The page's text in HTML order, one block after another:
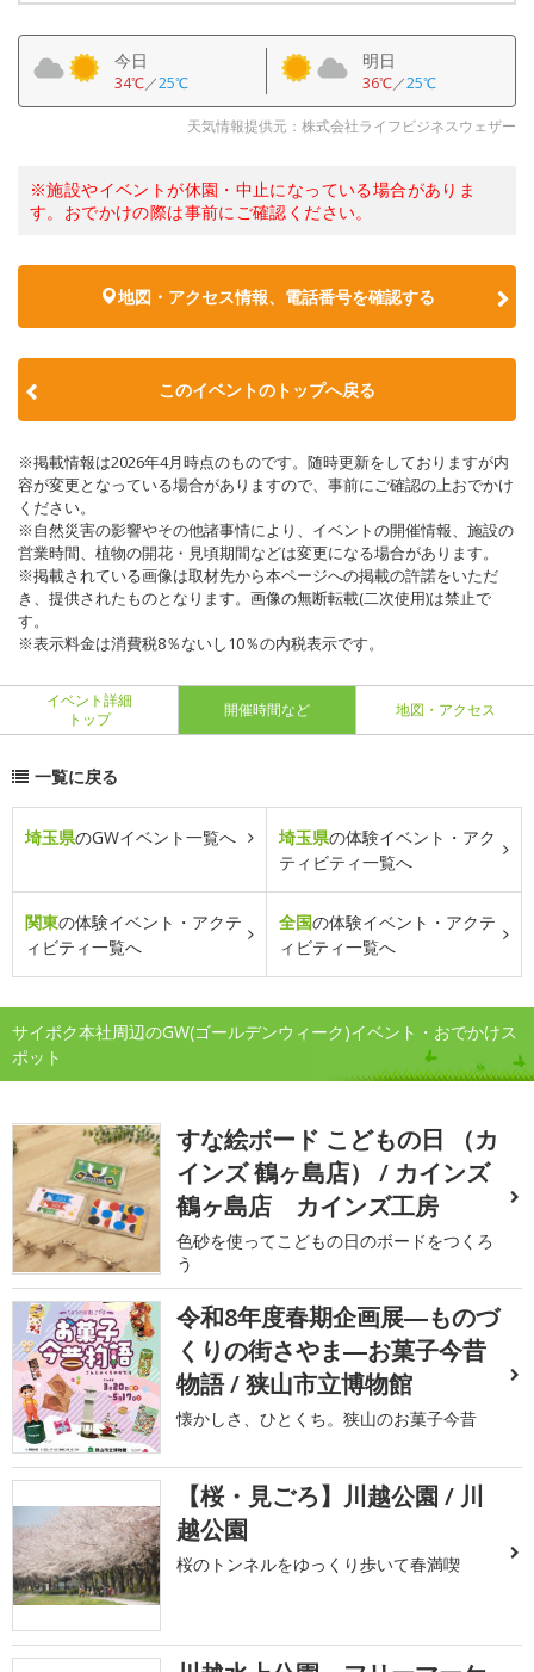
今日
34℃／25℃
明日
36℃／25℃
天気情報提供元：株式会社ライフビジネスウェザー
※施設やイベントが休園・中止になっている場合がありま
す。おでかけの際は事前にご確認ください。
地図・アクセス情報、電話番号を確認する
このイベントのトップへ戻る
※掲載情報は2026年4月時点のものです。随時更新をしておりますが内
容が変更となっている場合がありますので、事前にご確認の上おでかけ
ください。
※自然災害の影響やその他諸事情により、イベントの開催情報、施設の
営業時間、植物の開花・見頃期間などは変更になる場合があります。
※掲載されている画像は取材先から本ページへの掲載の許諾をいただ
き、提供されたものとなります。画像の無断転載(二次使用)は禁止で
す。
※表示料金は消費税8％ないし10％の内税表示です。
イベント詳細
トップ
開催時間など 地図・アクセス
一覧に戻る
埼玉県のGWイベント一覧へ 埼玉県の体験イベント・アク
ティビティ一覧へ
関東の体験イベント・アクテ
ィビティ一覧へ
全国の体験イベント・アクテ
ィビティ一覧へ
サイボク本社周辺のGW(ゴールデンウィーク)イベント・おでかけス
ポット
すな絵ボード こどもの日 （カ
インズ 鶴ヶ島店） / カインズ
鶴ヶ島店 カインズ工房
色砂を使ってこどもの日のボードをつくろ
う
令和8年度春期企画展―ものづ
くりの街さやま―お菓子今昔
物語 / 狭山市立博物館
懐かしさ、ひとくち。狭山のお菓子今昔
【桜・見ごろ】川越公園 / 川
越公園
桜のトンネルをゆっくり歩いて春満喫